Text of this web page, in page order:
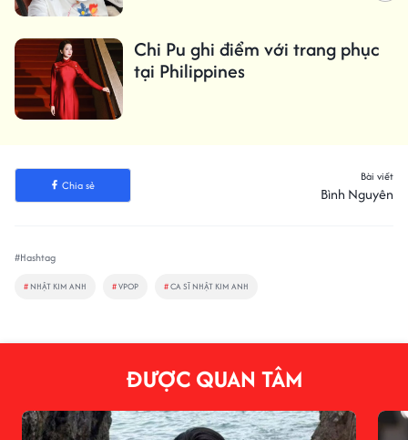
Chi Pu ghi điểm với trang phục
tại Philippines
Chia sẻ
Bài viết
Bình Nguyên
#Hashtag
# NHẬT KIM ANH #VPOP #CA SĨ NHẬT KIM ANH
ĐƯỢC QUAN TÂM